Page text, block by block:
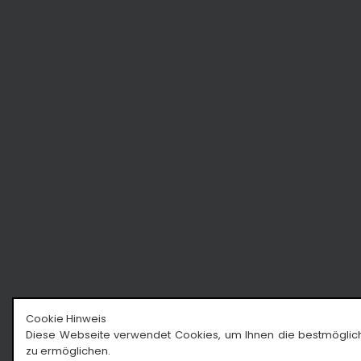
Cookie Hinweis
Diese Webseite verwendet Cookies, um Ihnen die
zu ermöglichen.